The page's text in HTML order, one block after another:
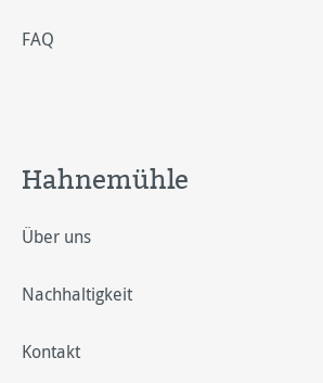
FAQ
Hahnemühle
Über uns
Nachhaltigkeit
Kontakt